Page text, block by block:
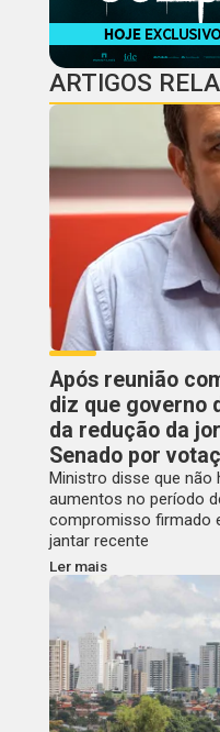
ARTIGOS
Após reunião
diz que governo
da redução da
Senado por
Ministro disse que não
aumentos no período
compromisso firmado
jantar recente
Ler mais